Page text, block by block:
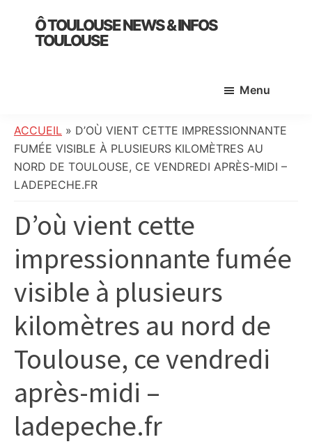
primary
Ô TOULOUSE NEWS & INFOS
TOULOUSE
:
info
locale,
société,
politique,
météo,
faits
divers
et
initiatives
citoyennes
Menu
ACCUEIL » D’OÙ VIENT CETTE IMPRESSIONNANTE
FUMÉE VISIBLE À PLUSIEURS KILOMÈTRES AU
NORD DE TOULOUSE, CE VENDREDI APRÈS-MIDI –
LADEPECHE.FR
D’où vient cette
impressionnante fumée
visible à plusieurs
kilomètres au nord de
Toulouse, ce vendredi
après-midi –
ladepeche.fr